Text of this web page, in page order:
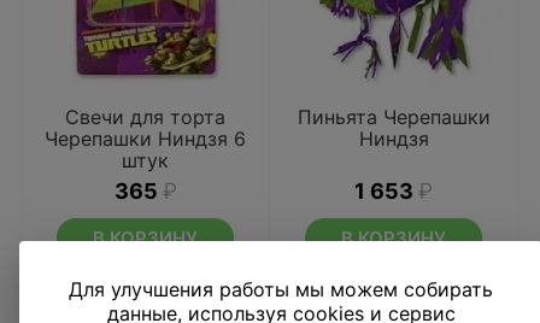
Свечи для торта
Черепашки Ниндзя 6
штук
365 ₽
В КОРЗИНУ
Пиньята Черепашки
Ниндзя
1 653 ₽
В КОРЗИНУ
Для улучшения работы мы можем собирать
данные, используя cookies и сервис